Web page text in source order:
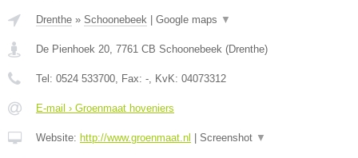
Drenthe » Schoonebeek Google maps ▼
De Pienhoek 20, 7761 CB Schoonebeek (Drenthe)
Tel: 0524 533700, Fax: -, KvK: 04073312
E-mail › Groenmaat hoveniers
Website: http://www.groenmaat.nl Screenshot ▼